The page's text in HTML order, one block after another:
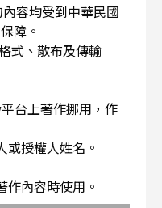
容均受到中華民國
障。
式、散布及傳輸
台上著作挪用，作
或授權人姓名。
作內容時使用。